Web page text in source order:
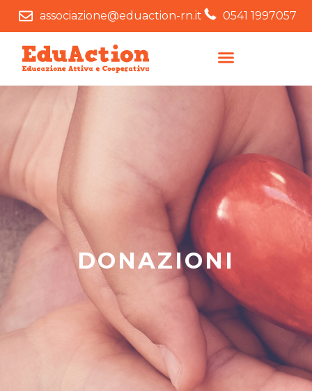
associazione@eduaction-rn.it 0541 1997057
DONAZIONI